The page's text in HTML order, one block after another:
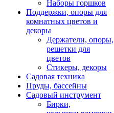
Наборы горшков
Поддержки, опоры для
комнатных цветов и
декоры
Держатели, опоры,
решетки для
цветов
Стикеры, декоры
Садовая техника
Пруды, бассейны
Садовый инструмент
Бирки,